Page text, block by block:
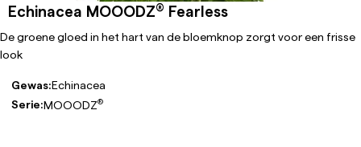
Echinacea MOOODZ® Fearless
De groene gloed in het hart van de bloemknop zorgt voor een frisse
look
Gewas:Echinacea
Serie:MOOODZ®